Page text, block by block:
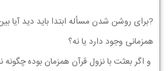
?برای روشن شدن مسأله ابتدا باید دید آیا
همزمانی وجود دارد یا نه؟
و اگر بعثت با نزول قرآن همزمان بوده